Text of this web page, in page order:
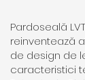
Pardoseală
reinventează
de design de
caracteristici